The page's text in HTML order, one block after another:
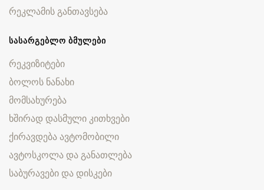
რეკლამის განთავსება
ᲡᲐᲡᲐᲠᲒᲔᲑᲚᲝ ᲑᲛᲣᲚᲔᲑᲘ
რეკვიზიტები
ბოლოს ნანახი
მომსახურება
ხშირად დასმული კითხვები
ქირავდება ავტომობილი
ავტოსკოლა და განათლება
საბურავები და დისკები